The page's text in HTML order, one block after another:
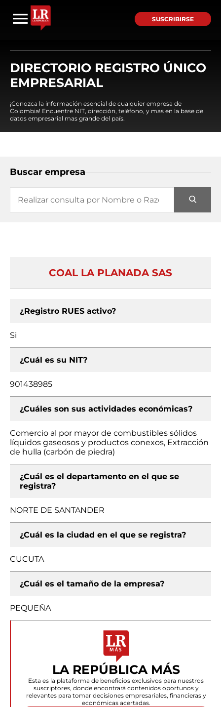
SUSCRIBIRSE
DIRECTORIO REGISTRO ÚNICO
EMPRESARIAL
¡Conozca la información esencial de cualquier empresa de
Colombia! Encuentre NIT, dirección, teléfono, y mas en la base de
datos empresarial mas grande del país.
Buscar empresa
COAL LA PLANADA SAS
¿Registro RUES activo?
Si
¿Cuál es su NIT?
901438985
¿Cuáles son sus actividades económicas?
Comercio al por mayor de combustibles sólidos
líquidos gaseosos y productos conexos, Extracción
de hulla (carbón de piedra)
¿Cuál es el departamento en el que se
registra?
NORTE DE SANTANDER
¿Cuál es la ciudad en el que se registra?
CUCUTA
¿Cuál es el tamaño de la empresa?
PEQUEÑA
LA REPÚBLICA MÁS
Esta es la plataforma de beneficios exclusivos para nuestros
suscriptores, donde encontrará contenidos oportunos y
relevantes para tomar decisiones empresariales, financieras y
económicas acertadas.